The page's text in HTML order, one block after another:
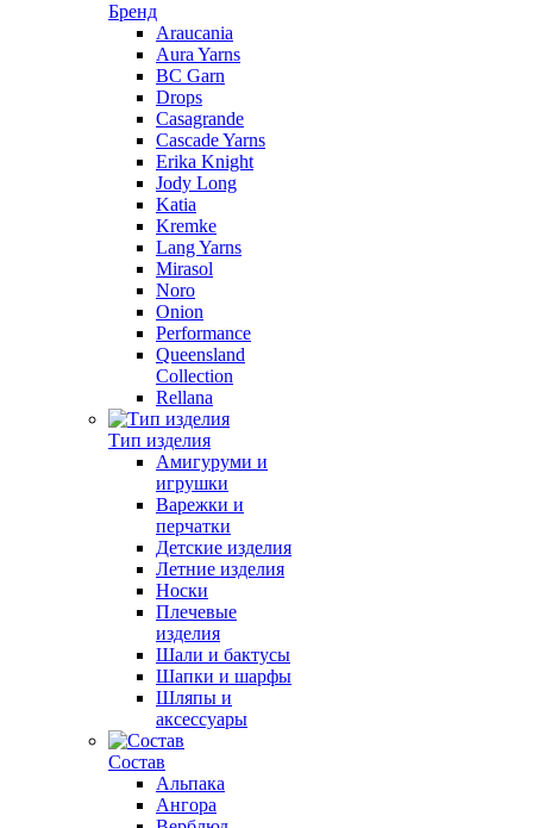
Бренд
Araucania
Aura Yarns
BC Garn
Drops
Casagrande
Cascade Yarns
Erika Knight
Jody Long
Katia
Kremke
Lang Yarns
Mirasol
Noro
Onion
Performance
Queensland
Collection
Rellana
Тип изделия
Амигуруми и
игрушки
Варежки и
перчатки
Детские изделия
Летние изделия
Носки
Плечевые
изделия
Шали и бактусы
Шапки и шарфы
Шляпы и
аксессуары
Состав
Альпака
Ангора